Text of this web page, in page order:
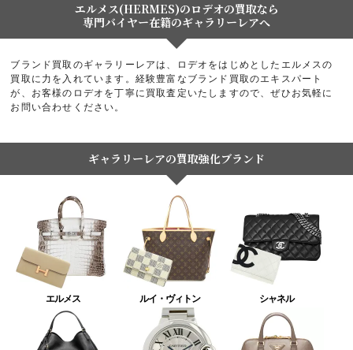
エルメス(HERMES)のロデオの買取なら
専門バイヤー在籍のギャラリーレアへ
ブランド買取のギャラリーレアは、ロデオをはじめとしたエルメスの
買取に力を入れています。経験豊富なブランド買取のエキスパート
が、お客様のロデオを丁寧に買取査定いたしますので、ぜひお気軽に
お問い合わせください。
ギャラリーレアの買取強化ブランド
エルメス ルイ・ヴィトン シャネル